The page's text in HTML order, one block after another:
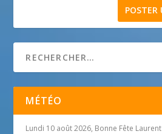
MÉTÉO
Lundi 10 août 2026, Bonne Fête Laurent